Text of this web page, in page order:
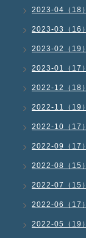
2023-04（18）
2023-03（16）
2023-02（19）
2023-01（17）
2022-12（18）
2022-11（19）
2022-10（17）
2022-09（17）
2022-08（15）
2022-07（15）
2022-06（17）
2022-05（19）